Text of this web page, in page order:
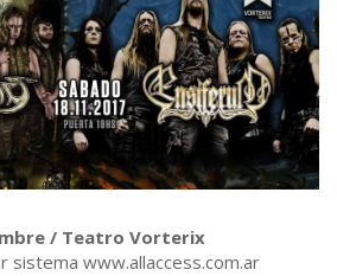
/ Teatro Vorterix
sistema www.allaccess.com.ar